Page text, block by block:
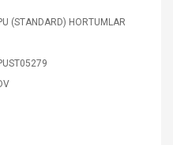
(STANDARD) HORTUMLAR